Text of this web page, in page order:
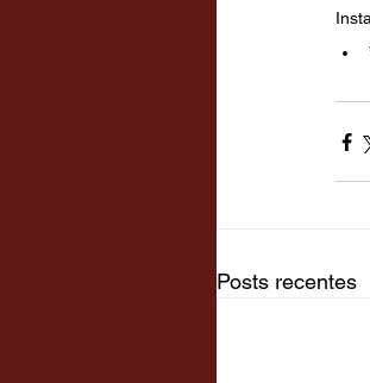
Posts recentes